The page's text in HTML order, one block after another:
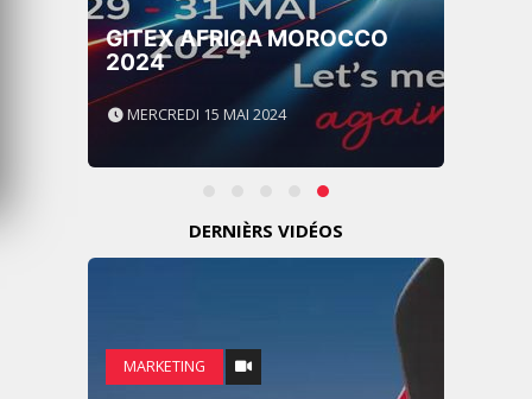
GITEX AFRICA MOROCCO
2024
MERCREDI 15 MAI 2024
DERNIÈRS VIDÉOS
MARKETING